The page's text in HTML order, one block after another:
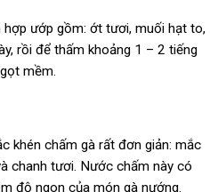
hợp ướp gồm: ớt tươi, muối hạt to,
rồi để thấm khoảng 1 – 2 tiếng
mềm.
khén chấm gà rất đơn giản: mắc
chanh tươi. Nước chấm này có
độ ngon của món gà nướng.